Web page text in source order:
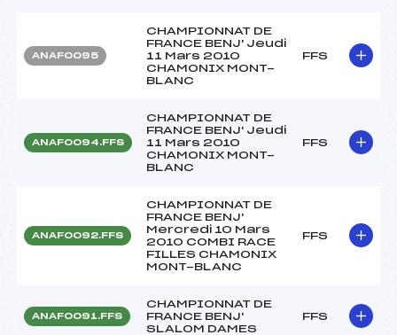
ANAF0095
CHAMPIONNAT DE
FRANCE BENJ' Jeudi
11 Mars 2010
CHAMONIX MONT-
BLANC
FFS
ANAF0094.FFS
CHAMPIONNAT DE
FRANCE BENJ' Jeudi
11 Mars 2010
CHAMONIX MONT-
BLANC
FFS
ANAF0092.FFS
CHAMPIONNAT DE
FRANCE BENJ'
Mercredi 10 Mars
2010 COMBI RACE
FILLES CHAMONIX
MONT-BLANC
FFS
ANAF0091.FFS
CHAMPIONNAT DE
FRANCE BENJ'
SLALOM DAMES
FFS